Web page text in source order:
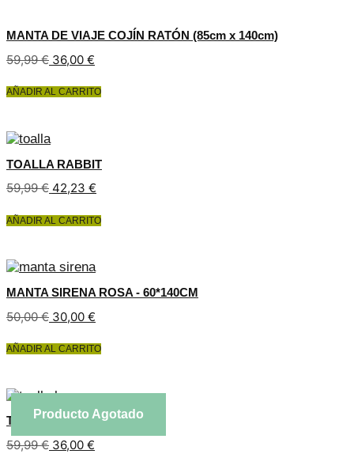
MANTA DE VIAJE COJÍN RATÓN (85cm x 140cm)
59,99€ 36,00 €
AÑADIR AL CARRITO
TOALLA RABBIT
59,99€ El
original
42,23 €
actual
AÑADIR AL CARRITO
MANTA SIRENA ROSA - 60*140CM
50,00€ 30,00 €
AÑADIR AL CARRITO
Producto Agotado
TOALLA LEÓN
59,99€ 36,00 €